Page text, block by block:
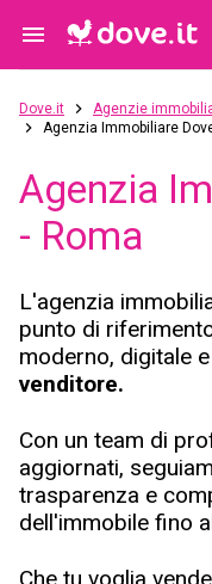
Dove.it Agenzie
Agenzia Immobiliare
Agenzia
- Roma
L'agenzia
punto di
moderno, digitale e
venditore.
Con un team di
aggiornati,
trasparenza e
dell'immobile fino